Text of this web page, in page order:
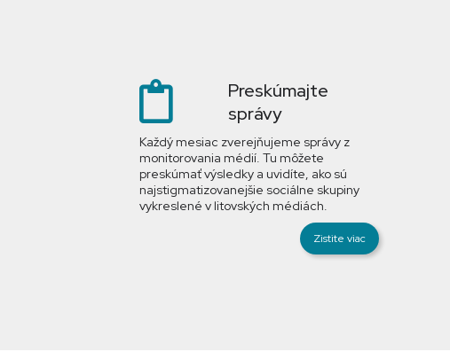
Preskúmajte
správy
Každý mesiac zverejňujeme správy z
monitorovania médií. Tu môžete
preskúmať výsledky a uvidíte, ako sú
najstigmatizovanejšie sociálne skupiny
vykreslené v litovských médiách.
Zistite viac